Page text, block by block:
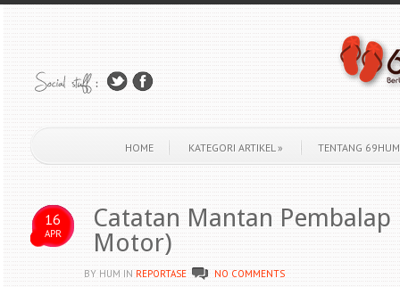
HOME KATEGORI ARTIKEL» TENTANG
16
APR
Catatan Mantan Pembalap
Motor)
BY HUM IN REPORTASE NO COMMENTS